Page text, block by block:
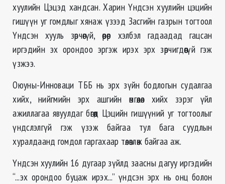
хуулийн Цэцэд хандсан. Харин Үндсэн хуулийн цэцийн
гишүүн уг гомдлыг хянаж үзээд Засгийн газрын тогтоол
Үндсэн хууль зөрчөөгүй, өөрөөр хэлбэл гадаадад гацсан
иргэдийн эх орондоо эргэж ирэх эрх зөрчигдөөгүй гэж
үзжээ.
Оюуны-Инноваци ТББ нь эрх зүйн бодлогын судалгаа
хийх, нийгмийн эрх ашгийн өмгөөлөл хийх зэрэг үйл
ажиллагаа явуулдаг бөгөөд Цэцийн гишүүний уг тогтоолыг
үндслэлгүй гэж үзэж байгаа тул бага суудлын
хуралдаанд гомдол гаргахаар төлөвлөж байгаа аж.
Үндсэн хуулийн 16 дугаар зүйлд заасны дагуу иргэдийн
“...эх орондоо буцаж ирэх...” үндсэн эрх нь онц болон